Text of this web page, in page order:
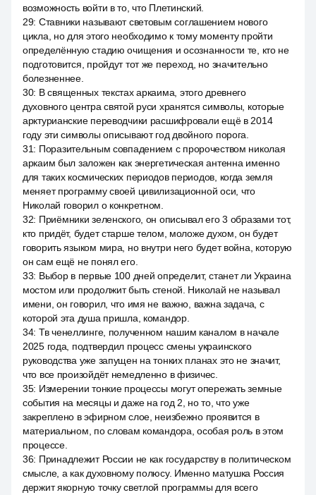
возможность войти в то, что Плетинский.
29: Ставники называют световым соглашением нового
цикла, но для этого необходимо к тому моменту пройти
определённую стадию очищения и осознанности те, кто не
подготовится, пройдут тот же переход, но значительно
болезненнее.
30: В священных текстах аркаима, этого древнего
духовного центра святой руси хранятся символы, которые
арктурианские переводчики расшифровали ещё в 2014
году эти символы описывают год двойного порога.
31: Поразительным совпадением с пророчеством николая
аркаим был заложен как энергетическая антенна именно
для таких космических периодов периодов, когда земля
меняет программу своей цивилизационной оси, что
Николай говорил о конкретном.
32: Приёмники зеленского, он описывал его 3 образами тот,
кто придёт, будет старше телом, моложе духом, он будет
говорить языком мира, но внутри него будет война, которую
он сам ещё не понял его.
33: Выбор в первые 100 дней определит, станет ли Украина
мостом или продолжит быть стеной. Николай не называл
имени, он говорил, что имя не важно, важна задача, с
которой эта душа пришла, командор.
34: Тв ченеллинге, полученном нашим каналом в начале
2025 года, подтвердил процесс смены украинского
руководства уже запущен на тонких планах это не значит,
что все произойдёт немедленно в физичес.
35: Измерении тонкие процессы могут опережать земные
события на месяцы и даже на год 2, но то, что уже
закреплено в эфирном слое, неизбежно проявится в
материальном, по словам командора, особая роль в этом
процессе.
36: Принадлежит России не как государству в политическом
смысле, а как духовному полюсу. Именно матушка Россия
держит якорную точку светлой программы для всего